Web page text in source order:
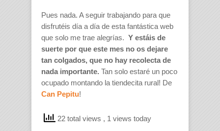
Pues nada. A seguir trabajando para que
disfrutéis día a día de esta fantástica web
que solo me trae alegrías. Y estáis de
suerte por que este mes no os dejare
tan colgados, que no hay recolecta de
nada importante. Tan solo estaré un poco
ocupado montando la tiendecita rural! De
Can Pepitu!
22 total views , 1 views today